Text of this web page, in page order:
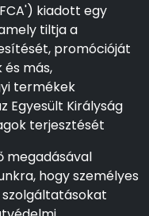
kiadott egy
tiltja a
promócióját
és más,
termékek
Egyesült Királyság
terjesztését
megadásával
hogy személyes